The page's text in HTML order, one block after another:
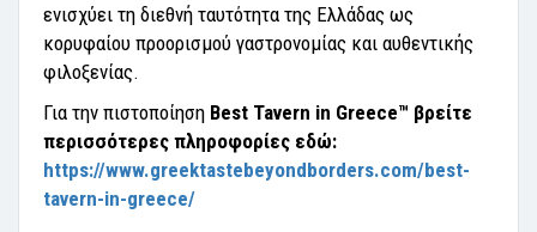
ενισχύει τη διεθνή ταυτότητα της Ελλάδας ως
κορυφαίου προορισμού γαστρονομίας και αυθεντικής
φιλοξενίας.
Για την πιστοποίηση Best Tavern in Greece™ βρείτε
περισσότερες πληροφορίες εδώ:
https://www.greektastebeyondborders.com/best-
tavern-in-greece/